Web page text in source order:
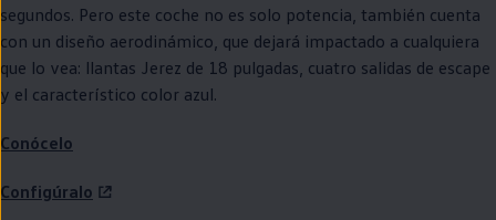
segundos. Pero este coche no es solo potencia, también cuenta
con un diseño aerodinámico, que dejará impactado a cualquiera
que lo vea: llantas Jerez de 18 pulgadas, cuatro salidas de escape
y el característico color azul.
Conócelo
Configúralo